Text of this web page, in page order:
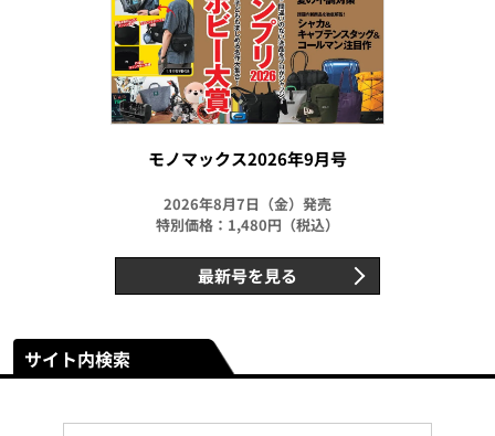
モノマックス2026年9月号
2026年8月7日（金）発売
特別価格：1,480円（税込）
最新号を見る
サイト内検索